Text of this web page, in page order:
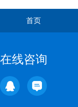
首页
在线咨询